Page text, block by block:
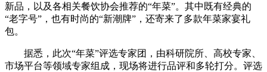
新品，以及各相关餐饮协会推荐的“年菜”。其中既有经典的
“老字号”，也有时尚的“新潮牌”，还寄来了多款年菜家宴礼
包。
据悉，此次“年菜”评选专家团，由科研院所、高校专家、
市场平台等领域专家组成，现场将进行品评和多轮打分。评选